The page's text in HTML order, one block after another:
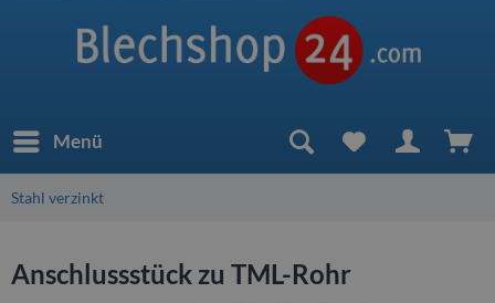
Menü
Stahl verzinkt
Anschlussstück zu TML-Rohr